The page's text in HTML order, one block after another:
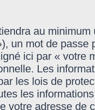
au
un mot de
ici par « votre
Les
les lois de
les
votre adresse de